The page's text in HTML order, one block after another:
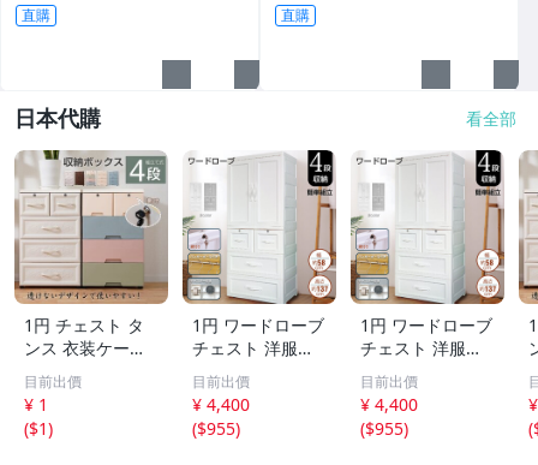
直購 直購
日本代購 看全部
1円 チェスト タ
ンス 衣装ケース
収納ケース 洋服
タンス たんす 収
納チェスト 収納
引き出し収納 ス
目前出價
¥ 1
($1)
1円 ワードローブ
チェスト 洋服ダ
ンス 大型 クロー
ゼット 組み立て
簡単 一人暮らし
タンス ハンガー
目前出價
¥ 4,400
($955)
1円 ワードローブ
チェスト 洋服ダ
ンス 大型 クロー
ゼット 組み立て
簡単 一人暮らし
タンス ハンガー
目前出價
¥ 4,400
($955)
(